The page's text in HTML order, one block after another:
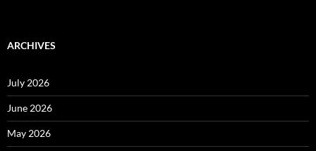
ARCHIVES
July 2026
June 2026
May 2026